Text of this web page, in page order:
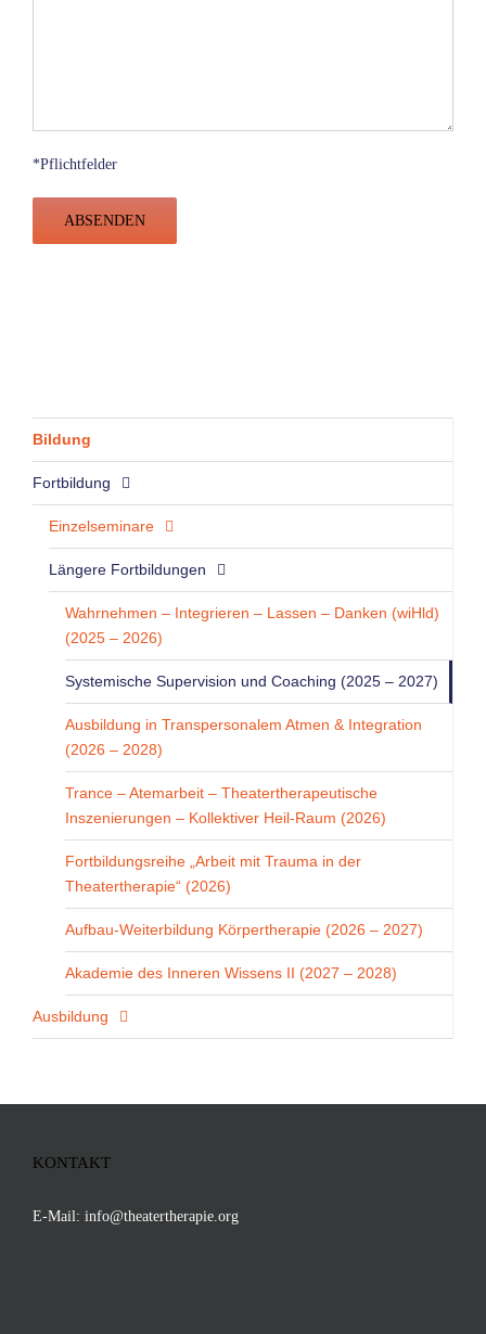
*Pflichtfelder
Bildung
Fortbildung
Einzelseminare
Längere Fortbildungen
Wahrnehmen – Integrieren – Lassen – Danken (wiHld)
(2025 – 2026)
Systemische Supervision und Coaching (2025 – 2027)
Ausbildung in Transpersonalem Atmen & Integration
(2026 – 2028)
Trance – Atemarbeit – Theatertherapeutische
Inszenierungen – Kollektiver Heil-Raum (2026)
Fortbildungsreihe „Arbeit mit Trauma in der
Theatertherapie“ (2026)
Aufbau-Weiterbildung Körpertherapie (2026 – 2027)
Akademie des Inneren Wissens II (2027 – 2028)
Ausbildung
KONTAKT
E-Mail: info@theatertherapie.org